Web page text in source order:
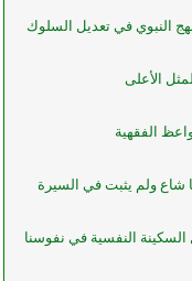
النبوي في تعديل السلوك
الأعلى
الفقهية
شاع ولم يثبت في السيرة
النفسية في نفوسنا